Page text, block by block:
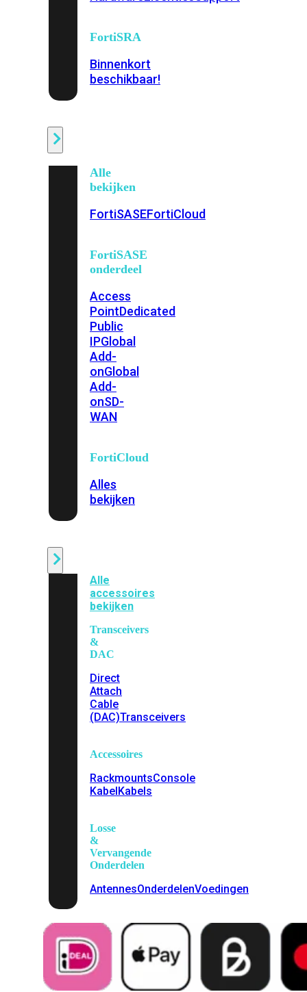
FortiSRA
Binnenkort
beschikbaar!
Alle
bekijken
FortiSASEFortiCloud
FortiSASE
onderdeel
Access
PointDedicated
Public
IPGlobal
Add-
onGlobal
Add-
onSD-
WAN
FortiCloud
Alles
bekijken
Alle
accessoires
bekijken
Transceivers
&
DAC
Direct
Attach
Cable
(DAC)Transceivers
Accessoires
RackmountsConsole
KabelKabels
Losse
&
Vervangende
Onderdelen
AntennesOnderdelenVoedingen